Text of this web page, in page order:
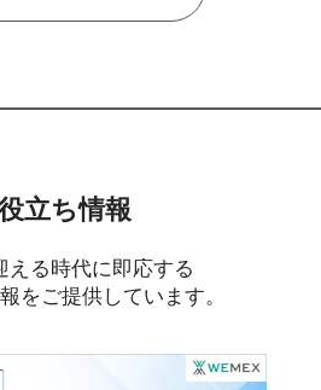
立ち情報
える時代に即応する
をご提供しています。